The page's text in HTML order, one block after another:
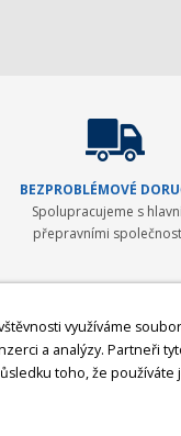
využíváme
a analýzy. Partneři
toho, že používáte
BEZPROBLÉMOVÉ
Spolupracujeme s
přepravními
moderní měřické
rozšířena o
z